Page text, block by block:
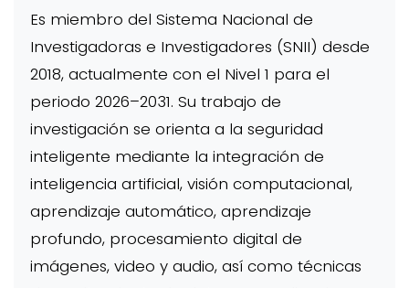
Es miembro del Sistema Nacional de
Investigadoras e Investigadores (SNII) desde
2018, actualmente con el Nivel 1 para el
periodo 2026–2031. Su trabajo de
investigación se orienta a la seguridad
inteligente mediante la integración de
inteligencia artificial, visión computacional,
aprendizaje automático, aprendizaje
profundo, procesamiento digital de
imágenes, video y audio, así como técnicas